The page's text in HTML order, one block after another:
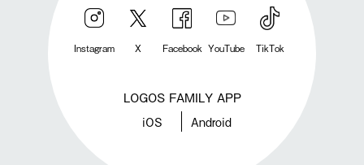
Instagram X Facebook YouTube TikTok
LOGOS FAMILY APP
iOS Android